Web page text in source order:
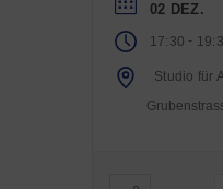
02 DEZ.
17:30 -
Studio für